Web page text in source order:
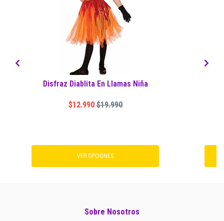
Disfraz Diablita En Llamas Niña
$12.990 $19.990
VER OPCIONES
Sobre Nosotros